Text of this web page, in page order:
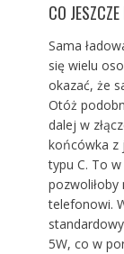
CO
Sama
się wielu
okazać, że
Otóż
dalej w
końcówka z
typu C. To w
pozwoliłoby
telefonowi.
5W, co w